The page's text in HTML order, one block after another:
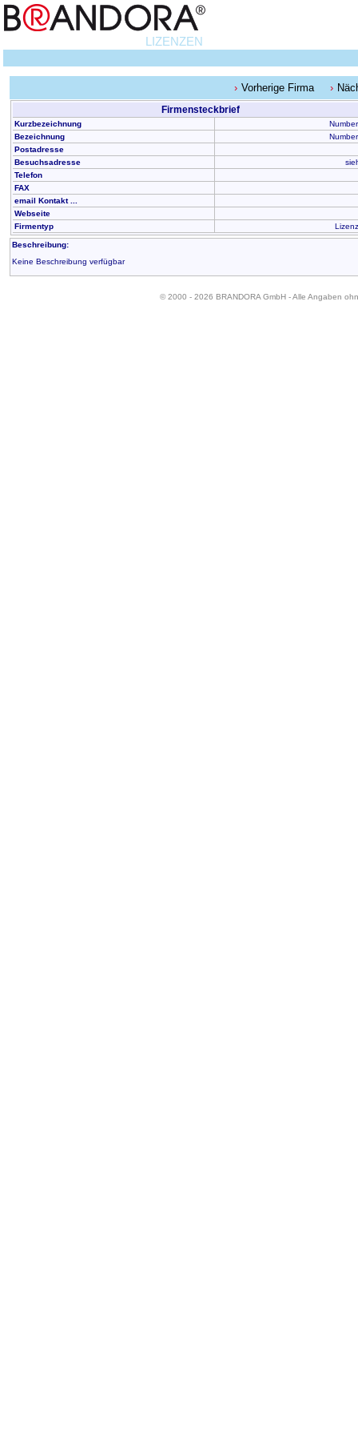
LIZENZEN
Vorherige Firma
Firmensteckbrief
Kurzbezeichnung
Bezeichnung
Postadresse
Besuchsadresse
Telefon
FAX
email Kontakt ...
Webseite
Firmentyp
Beschreibung:
Keine Beschreibung verfügbar
© 2000 - 2026 BRANDORA GmbH - Alle Angaben